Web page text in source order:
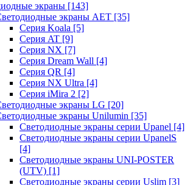
экраны [143]
экраны AET [35]
Cерия Koala [5]
Серия AT [9]
Серия NX [7]
Серия Dream Wall [4]
Серия QR [4]
Серия NX Ultra [4]
Серия iMira 2 [2]
экраны LG [20]
экраны Unilumin [35]
Светодиодные экраны серии Upanel [4]
Светодиодные экраны серии UpanelS
[4]
Светодиодные экраны UNI-POSTER
(UTV) [1]
Светодиодные экраны серии Uslim [3]